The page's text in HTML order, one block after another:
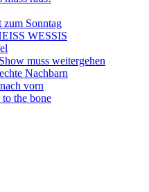
zum Sonntag
WESSIS
muss weitergehen
Nachbarn
vorn
the bone